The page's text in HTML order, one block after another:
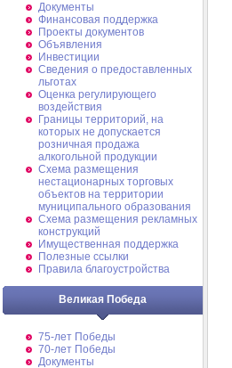
Документы
Финансовая поддержка
Проекты документов
Объявления
Инвестиции
Сведения о предоставленных
льготах
Оценка регулирующего
воздействия
Границы территорий, на
которых не допускается
розничная продажа
алкогольной продукции
Схема размещения
нестационарных торговых
объектов на территории
муниципального образования
Схема размещения рекламных
конструкций
Имущественная поддержка
Полезные ссылки
Правила благоустройства
Великая Победа
75-лет Победы
70-лет Победы
Документы